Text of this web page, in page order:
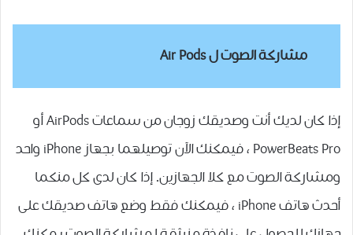
مشاركة الصوت لAir Pods
إذا كان لديك أنت وصديقك زوجان من سماعات AirPods أو
PowerBeats Pro ، فيمكنك الآن توصيلهما بجهاز iPhone واحد
ومشاركة الصوت مع كلا الجهازين. إذا كان لدى كل منكما
أحدث هاتف iPhone ، فيمكنك فقط وضع هاتف صديقك على